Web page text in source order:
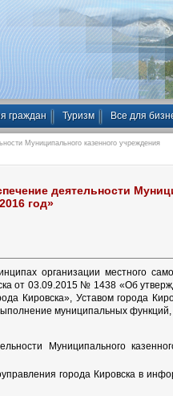
граждан Туризм Все для
Муниципального казенного учреждения
деятельности
год»
организации местного
от 03.09.2015 № 1438 «Об
Кировска», Уставом города
муниципальных функций,
Муниципального
города Кировска в